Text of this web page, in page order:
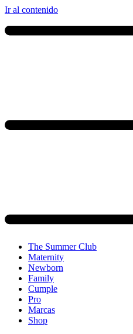
Ir al contenido
The Summer Club
Maternity
Newborn
Family
Cumple
Pro
Marcas
Shop